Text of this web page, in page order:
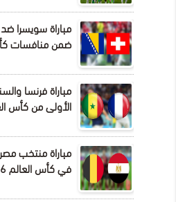
مباراة سويسرا
ضمن منافسات كأس
مباراة فرنسا
الأولى من كأس
مباراة منتخب
في كأس العالم 2026